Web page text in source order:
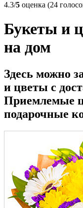
4.3/5 оценка (24
Букеты и
на дом
Здесь можно
и цветы с
Приемлемые
подарочные